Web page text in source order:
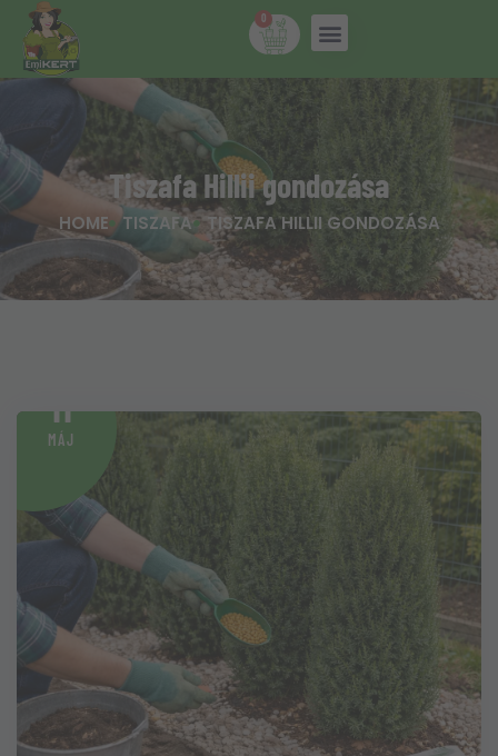
0
Tiszafa Hillii gondozása
HOME TISZAFA TISZAFA HILLII GONDOZÁSA
11
MÁJ